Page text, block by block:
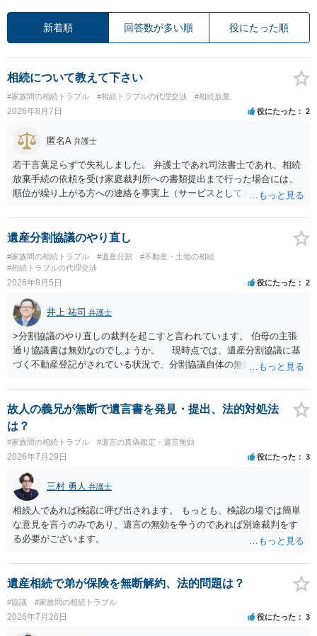
新着順 回答数が多い順 役にたった順
相続について教えて下さい
#家族間の相続トラブル #相続トラブルの代理交渉 #相続放棄
2026年8月7日 役にたった 2
匿名A 弁護士
若干言葉足らずで失礼しました。 弁護士であれ司法書士であれ、相続
放棄手続の依頼を受け家庭裁判所への書類提出まで行った場合には、
順位が繰り上がる方への連絡を事実上（サービスとして）行うことは
できない、という意味でした。
遺産分割協議のやり直し
#家族間の相続トラブル #遺産分割
#不動産・土地の相続
#相続トラブルの代理交渉
2026年8月5日 役にたった 2
井上 祐司 弁護士
>分割協議のやり直しの裁判を起こすと言われています。 伯母の主張
通り協議書は無効なのでしょうか。 現時点では、遺産分割協議に基
づく不動産登記がされている状況で、分割協議自体の無効を裁判所が
方の訴訟の主張及び立証次第ですが、 ・御祖母様の認知能力に関する
医師の意見書、筆跡鑑定 が提出されればその効力が否定される可能性
はありますが、 ・伯母様自身が分割協議に加わっていること ・御祖母
様の意に反する遺産分割協議を行う実益が誰にあったかの立証が困難
であること からすると、実際に遺産分割協議の効力が否定される可能
性はそれほど高くない（立証のハードルは非常に高い）ということが
言えると思います。
故人の義兄が無断で遺言書を発見・提出、法的対処法
は？
#家族間の相続トラブル #遺言の真偽鑑定・遺言無効
2026年7月29日 役にたった 3
三村 勇人 弁護士
相続人であれば検認に呼び出されます。 もっとも、検認の場では簡単
な意見を言うのみであり、遺言の無効を争うのであれば別途裁判をす
る必要がございます。
遺産相続で弟が保険を無断解約、法的問題は？
#協議 #家族間の相続トラブル
2026年7月26日 役にたった 3